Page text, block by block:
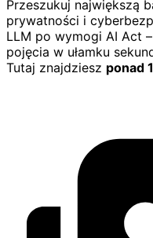
Przeszukuj największą
prywatności i
LLM po wymogi AI Act
pojęcia w ułamku
Tutaj znajdziesz ponad